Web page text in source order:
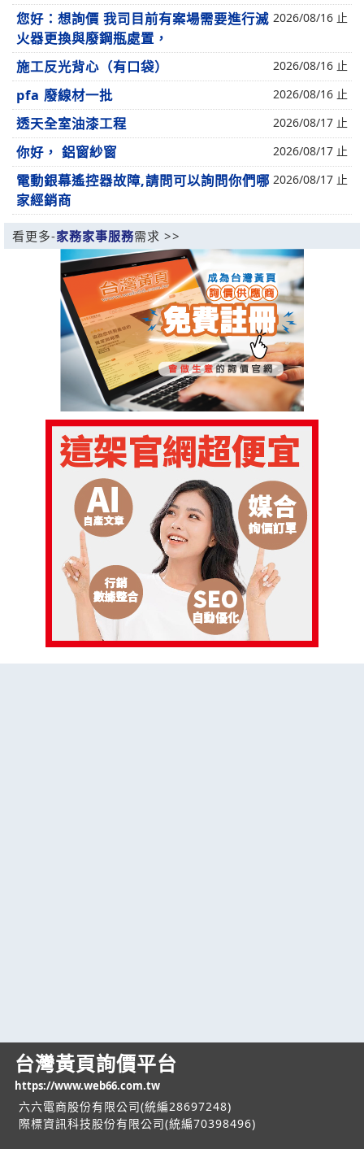
您好：想詢價 我司目前有案場需要進行滅
火器更換與廢鋼瓶處置，
2026/08/16 止
施工反光背心（有口袋） 2026/08/16 止
pfa 廢線材一批 2026/08/16 止
透天全室油漆工程 2026/08/17 止
你好， 鋁窗紗窗 2026/08/17 止
電動銀幕遙控器故障,請問可以詢問你們哪
家經銷商
2026/08/17 止
看更多-家務家事服務需求 >>
台灣黃頁詢價平台
https://www.web66.com.tw
六六電商股份有限公司(統編28697248)
際標資訊科技股份有限公司(統編70398496)